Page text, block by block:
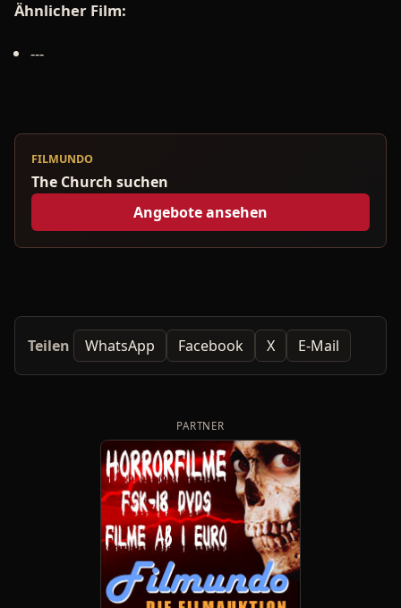
Ähnlicher Film:
---
FILMUNDO
The Church suchen
Angebote ansehen
Teilen WhatsApp Facebook X E-Mail
PARTNER